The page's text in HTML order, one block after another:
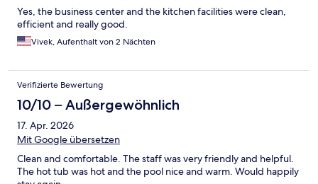
Yes, the business center and the kitchen facilities were clean,
efficient and really good.
Vivek, Aufenthalt von 2 Nächten
Verifizierte Bewertung
10/10 – Außergewöhnlich
17. Apr. 2026
Mit Google übersetzen
Clean and comfortable. The staff was very friendly and helpful.
The hot tub was hot and the pool nice and warm. Would happily